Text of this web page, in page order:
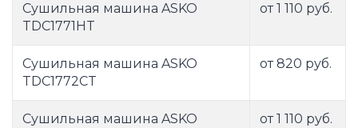
Сушильная машина ASKO
TDC1771HT
от 1 110 руб.
Сушильная машина ASKO
TDC1772CT
от 820 руб.
Сушильная машина ASKO
от 1 110 руб.